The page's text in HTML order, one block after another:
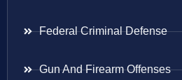
Federal Criminal Defense
Gun And Firearm Offenses